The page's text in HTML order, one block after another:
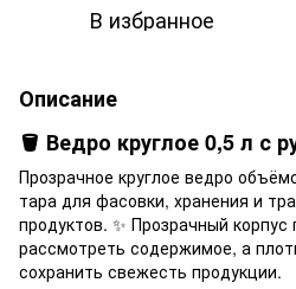
В избранное
Описание
🪣 Ведро круглое 0,5 л с
Прозрачное круглое ведро
тара для фасовки, хранения и
продуктов. ✨ Прозрачный
рассмотреть содержимое, а
сохранить свежесть продукции.